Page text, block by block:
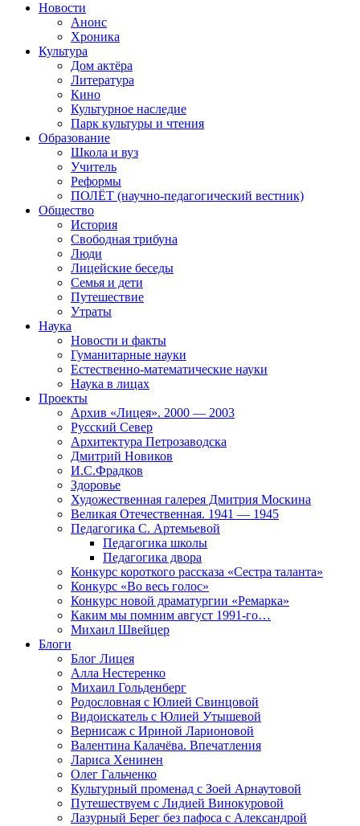
Новости
Анонс
Хроника
Культура
Дом актёра
Литература
Кино
Культурное наследие
Парк культуры и чтения
Образование
Школа и вуз
Учитель
Реформы
ПОЛЁТ (научно-педагогический вестник)
Общество
История
Свободная трибуна
Люди
Лицейские беседы
Семья и дети
Путешествие
Утраты
Наука
Новости и факты
Гуманитарные науки
Естественно-математические науки
Наука в лицах
Проекты
Архив «Лицея». 2000 — 2003
Русский Север
Архитектура Петрозаводска
Дмитрий Новиков
И.С.Фрадков
Здоровье
Художественная галерея Дмитрия Москина
Великая Отечественная. 1941 — 1945
Педагогика С. Артемьевой
Педагогика школы
Педагогика двора
Конкурс короткого рассказа «Сестра таланта»
Конкурс «Во весь голос»
Конкурс новой драматургии «Ремарка»
Каким мы помним август 1991-го…
Михаил Швейцер
Блоги
Блог Лицея
Алла Нестеренко
Михаил Гольденберг
Родословная с Юлией Свинцовой
Видоискатель с Юлией Утышевой
Вернисаж с Ириной Ларионовой
Валентина Калачёва. Впечатления
Лариса Хенинен
Олег Гальченко
Культурный променад с Зоей Арнаутовой
Путешествуем с Лидией Винокуровой
Лазурный Берег без пафоса с Александрой